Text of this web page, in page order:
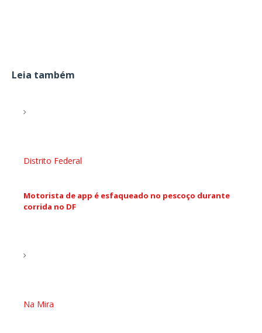
Leia também
Distrito Federal
Motorista de app é esfaqueado no pescoço durante
corrida no DF
Na Mira